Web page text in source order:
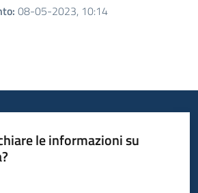
: 08-05-2023, 10:14
le informazioni su